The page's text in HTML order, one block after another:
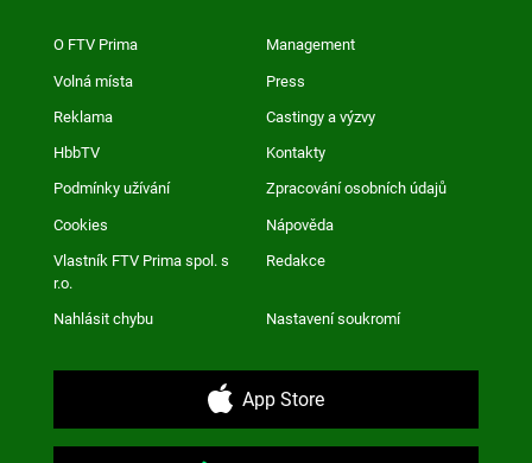
O FTV Prima Management
Volná místa Press
Reklama Castingy a výzvy
HbbTV Kontakty
Podmínky užívání Zpracování osobních údajů
Cookies Nápověda
Vlastník FTV Prima spol. s
r.o.
Redakce
Nahlásit chybu Nastavení soukromí
App Store